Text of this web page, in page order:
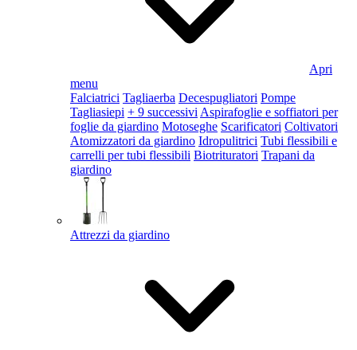
Apri
menu
Falciatrici Tagliaerba Decespugliatori Pompe
Tagliasiepi + 9 successivi Aspirafoglie e soffiatori per
foglie da giardino Motoseghe Scarificatori Coltivatori
Atomizzatori da giardino Idropulitrici Tubi flessibili e
carrelli per tubi flessibili Biotrituratori Trapani da
giardino
Attrezzi da giardino